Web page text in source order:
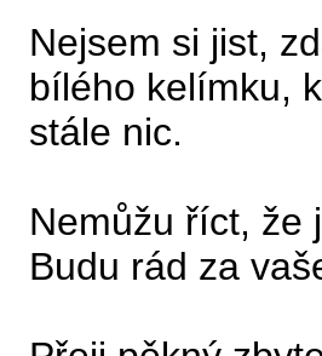
Nejsem si jist,
bílého kelímku,
stále nic.
Nemůžu říct, že
Budu rád za